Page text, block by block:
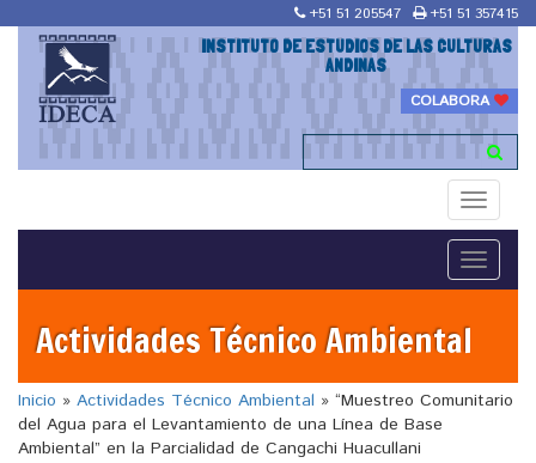
+51 51 205547 +51 51 357415
INSTITUTO DE ESTUDIOS DE LAS CULTURAS
ANDINAS
COLABORA
Toggle
Toggle
Actividades Técnico Ambiental
Inicio » Actividades Técnico Ambiental » “Muestreo Comunitario
del Agua para el Levantamiento de una Línea de Base
Ambiental” en la Parcialidad de Cangachi Huacullani